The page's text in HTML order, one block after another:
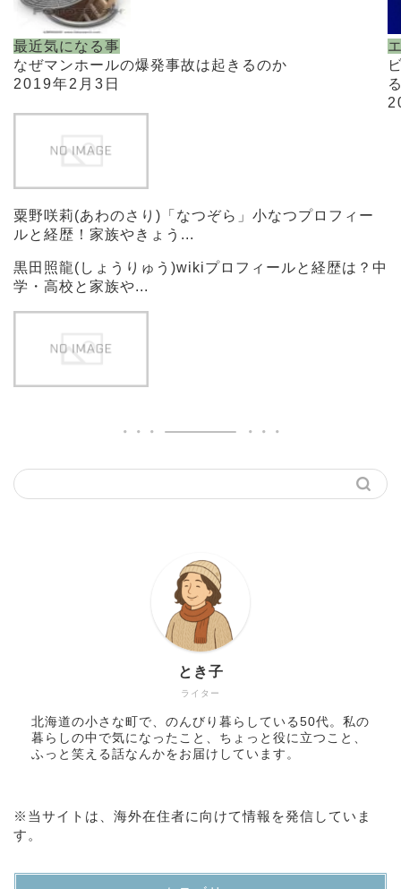
最近気になる事
なぜマンホールの爆発事故は起きるのか
2019年2月3日
粟野咲莉(あわのさり)「なつぞら」小なつプロフィー
ルと経歴！家族やきょう...
黒田照龍(しょうりゅう)wikiプロフィールと経歴は？中
学・高校と家族や...
ライター
とき子
北海道の小さな町で、のんびり暮らしている50代。私の
暮らしの中で気になったこと、ちょっと役に立つこと、
ふっと笑える話なんかをお届けしています。
※当サイトは、海外在住者に向けて情報を発信していま
す。